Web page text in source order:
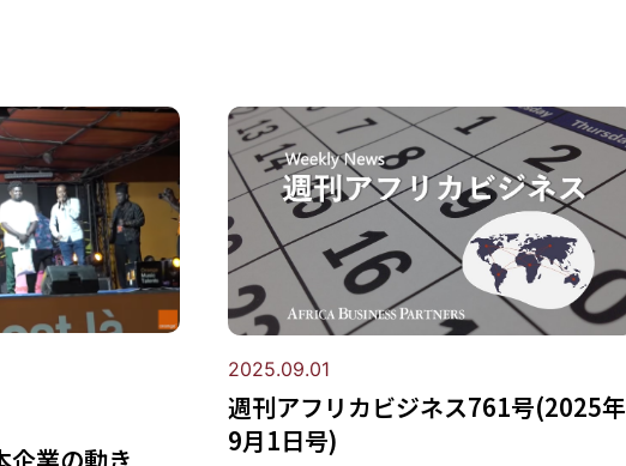
2025.09.01
週刊アフリカビジネス761号(2025年
9月1日号)